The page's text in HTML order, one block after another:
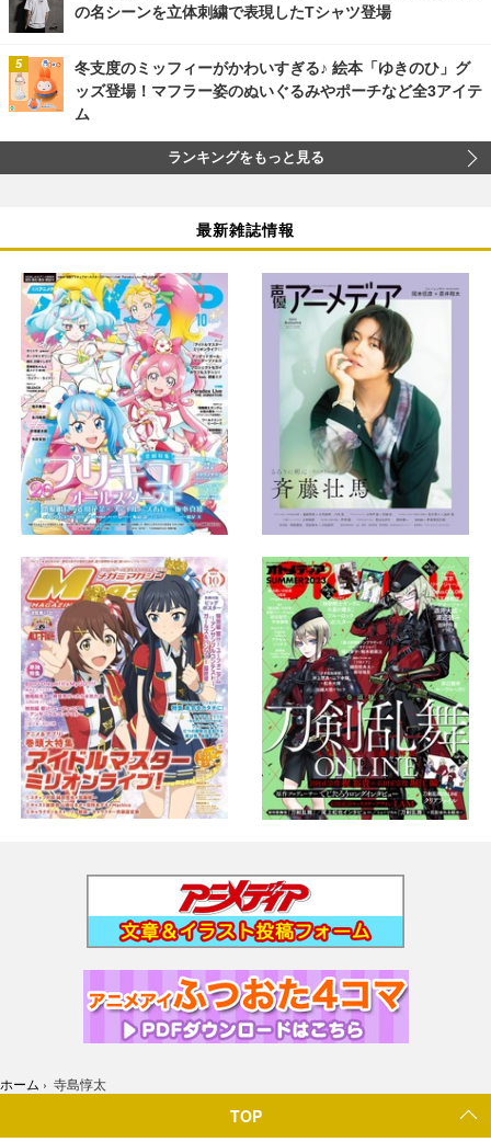
の名シーンを立体刺繍で表現したTシャツ登場
冬支度のミッフィーがかわいすぎる♪ 絵本「ゆきのひ」グ
ッズ登場！マフラー姿のぬいぐるみやポーチなど全3アイテ
ム
ランキングをもっと見る
最新雑誌情報
ホーム › 寺島惇太
TOP